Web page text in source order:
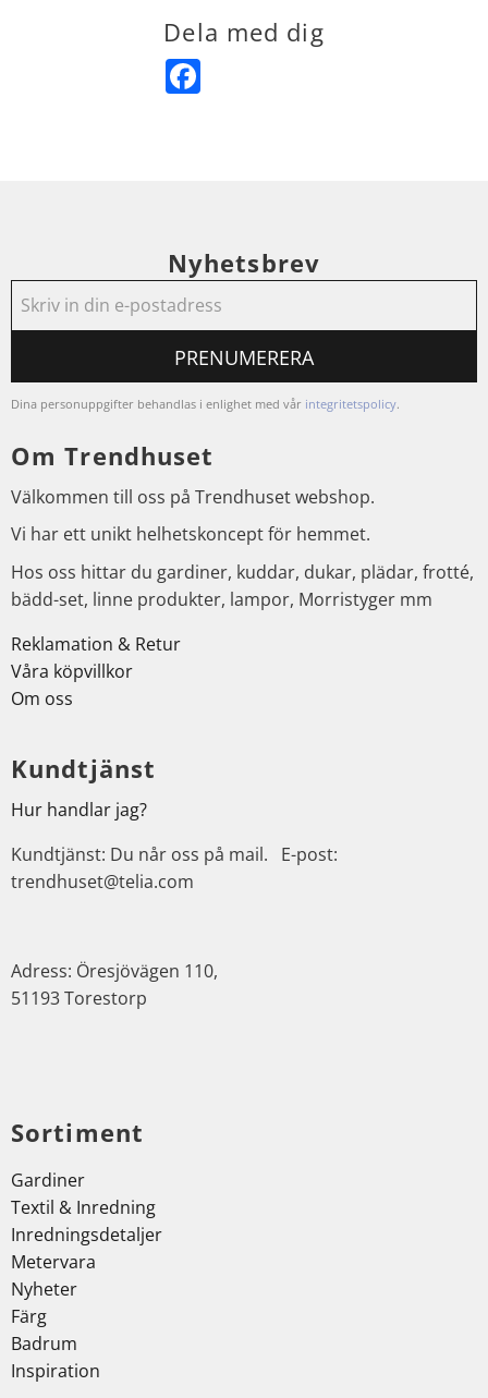
Dela med dig
Nyhetsbrev
PRENUMERERA
Dina personuppgifter behandlas i enlighet med vår integritetspolicy.
Om Trendhuset
Välkommen till oss på Trendhuset webshop.
Vi har ett unikt helhetskoncept för hemmet.
Hos oss hittar du gardiner, kuddar, dukar, plädar, frotté,
bädd-set, linne produkter, lampor, Morristyger mm
Reklamation & Retur
Våra köpvillkor
Om oss
Kundtjänst
Hur handlar jag?
Kundtjänst: Du når oss på mail. E-post:
trendhuset@telia.com
Adress: Öresjövägen 110,
51193 Torestorp
Sortiment
Gardiner
Textil & Inredning
Inredningsdetaljer
Metervara
Nyheter
Färg
Badrum
Inspiration